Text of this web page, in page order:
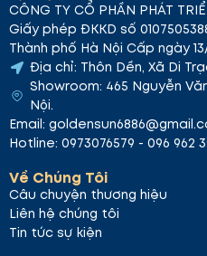
CÔNG TY CỔ PHẦN PHÁT
Giấy phép ĐKKD số
Thành phố Hà Nội Cấp ngày
Địa chỉ: Thôn Dền, Xã Di
Showroom: 465 Nguyễn
Nội.
Email:
Hotline: 0973076579 - 096 962
Về Chúng Tôi
Câu chuyện thương hiệu
Liên hệ chúng tôi
Tin tức sự kiện